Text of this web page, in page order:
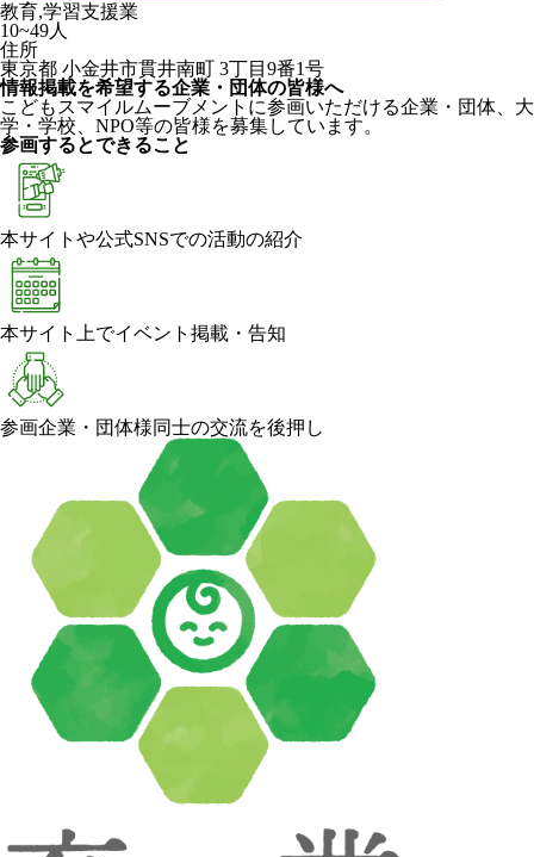
教育,学習支援業
10~49人
住所
東京都 小金井市貫井南町 3丁目9番1号
情報掲載を希望する企業・団体の皆様へ
こどもスマイルムーブメントに参画いただける企業・団体、大
学・学校、NPO等の皆様を募集しています。
参画するとできること
本サイトや公式SNSでの活動の紹介
本サイト上でイベント掲載・告知
参画企業・団体様同士の交流を後押し